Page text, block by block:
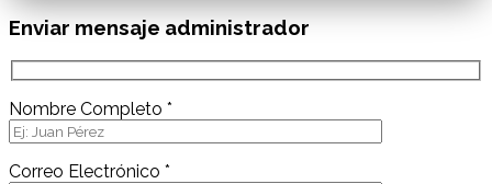
Enviar mensaje administrador
Nombre Completo *
Correo Electrónico *